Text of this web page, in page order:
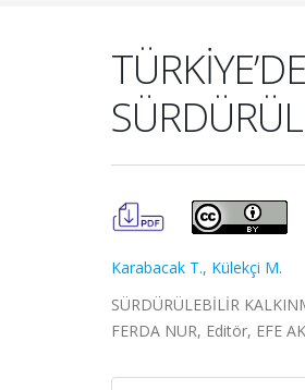
Karabacak T., Külekçi M.
SÜRDÜRÜLEBİLİR
FERDA NUR, Editör, EFE